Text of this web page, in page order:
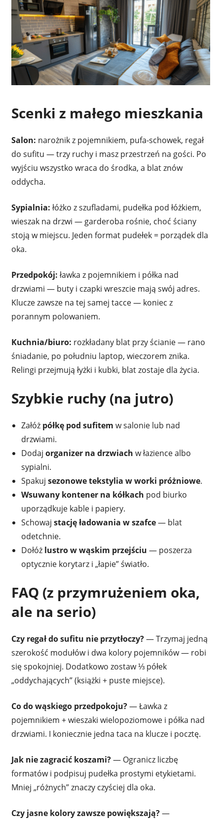
Scenki z małego mieszkania
Salon: narożnik z pojemnikiem, pufa-schowek, regał
do sufitu — trzy ruchy i masz przestrzeń na gości. Po
wyjściu wszystko wraca do środka, a blat znów
oddycha.
Sypialnia: łóżko z szufladami, pudełka pod łóżkiem,
wieszak na drzwi — garderoba rośnie, choć ściany
stoją w miejscu. Jeden format pudełek = porządek dla
oka.
Przedpokój: ławka z pojemnikiem i półka nad
drzwiami — buty i czapki wreszcie mają swój adres.
Klucze zawsze na tej samej tacce — koniec z
porannym polowaniem.
Kuchnia/biuro: rozkładany blat przy ścianie — rano
śniadanie, po południu laptop, wieczorem znika.
Relingi przejmują łyżki i kubki, blat zostaje dla życia.
Szybkie ruchy (na jutro)
Załóż półkę pod sufitem w salonie lub nad
drzwiami.
Dodaj organizer na drzwiach w łazience albo
sypialni.
Spakuj sezonowe tekstylia w worki próżniowe.
Wsuwany kontener na kółkach pod biurko
uporządkuje kable i papiery.
Schowaj stację ładowania w szafce— blat
odetchnie.
Dołóż lustro w wąskim przejściu — poszerza
optycznie korytarz i „łapie” światło.
FAQ (z przymrużeniem oka,
ale na serio)
Czy regał do sufitu nie przytłoczy?— Trzymaj jedną
szerokość modułów i dwa kolory pojemników — robi
się spokojniej. Dodatkowo zostaw ⅓ półek
„oddychających” (książki + puste miejsce).
Co do wąskiego przedpokoju?— Ławka z
pojemnikiem + wieszaki wielopoziomowe i półka nad
drzwiami. I koniecznie jedna taca na klucze i pocztę.
Jak nie zagracić koszami?— Ogranicz liczbę
formatów i podpisuj pudełka prostymi etykietami.
Mniej „różnych” znaczy czyściej dla oka.
Czy jasne kolory zawsze powiększają?—